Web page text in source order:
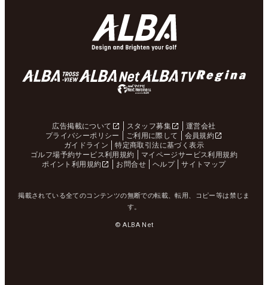
広告掲載について スタッフ募集
運営会社
プライバシーポリシー
ご利用に際して
会員規約
ガイドライン
特定商取引法に基づく表示
ゴルフ場予約サービス利用規約
マイページサービス利用規約
ポイント利用規約
お問合せ ヘルプ サイトマップ
掲載されている全てのコンテンツの無断での転載、転用、コピー等は禁じま
す。
© ALBA Net